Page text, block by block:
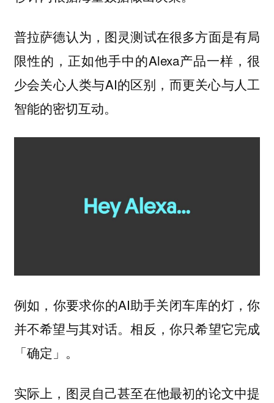
普拉萨德认为，图灵测试在很多方面是有局
限性的，正如他手中的Alexa产品一样，很
少会关心人类与AI的区别，而更关心与人工
智能的密切互动。
例如，你要求你的AI助手关闭车库的灯，你
并不希望与其对话。相反，你只希望它完成
「确定」。
实际上，图灵自己甚至在他最初的论文中提